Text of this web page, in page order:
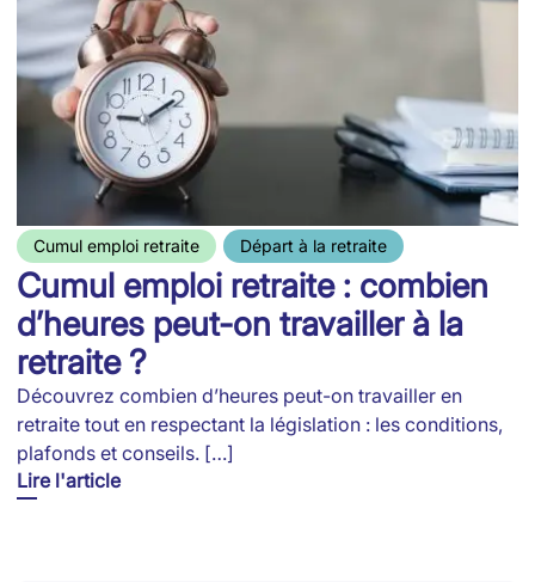
Cumul emploi retraite Départ à la retraite
Cumul emploi retraite : combien
d’heures peut-on travailler à la
retraite ?
Découvrez combien d’heures peut-on travailler en
retraite tout en respectant la législation : les conditions,
plafonds et conseils. […]
Lire l'article